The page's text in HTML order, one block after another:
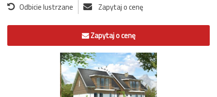
Odbicie lustrzane
Zapytaj o cenę
Zapytaj o cenę